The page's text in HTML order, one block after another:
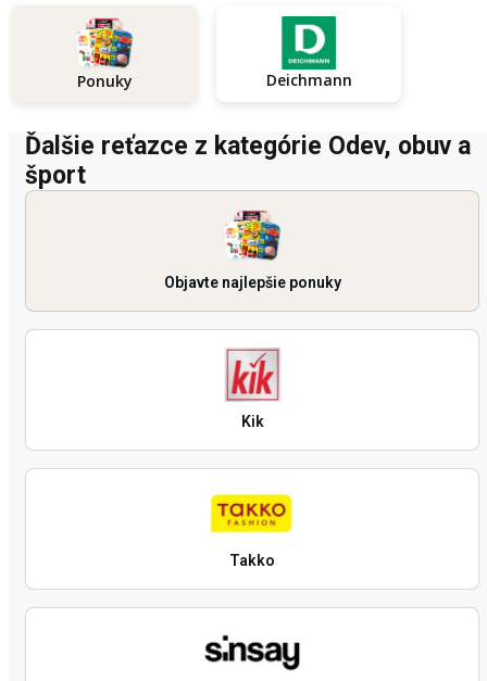
Ponuky Deichmann
Ďalšie reťazce z kategórie Odev, obuv a
šport
Objavte najlepšie ponuky
Kik
Takko